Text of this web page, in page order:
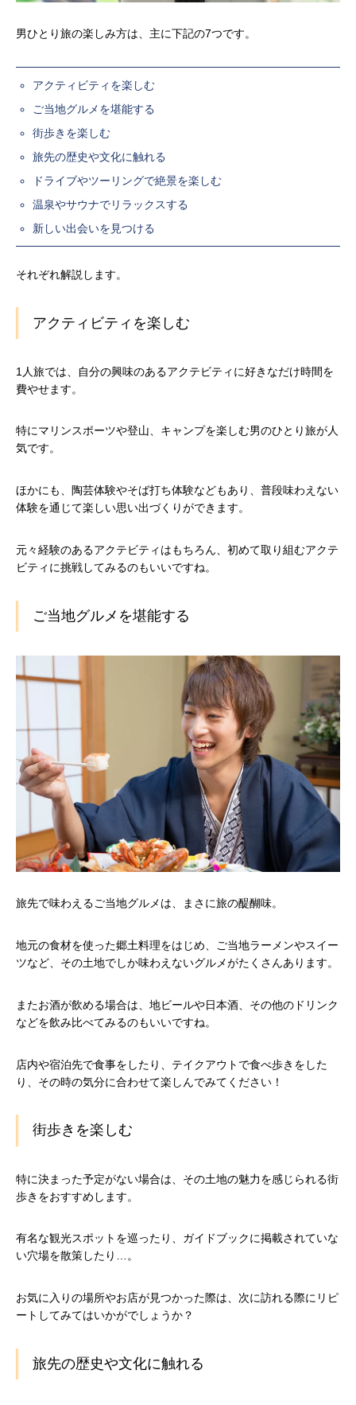
男ひとり旅の楽しみ方は、主に下記の7つです。
アクティビティを楽しむ
ご当地グルメを堪能する
街歩きを楽しむ
旅先の歴史や文化に触れる
ドライブやツーリングで絶景を楽しむ
温泉やサウナでリラックスする
新しい出会いを見つける
それぞれ解説します。
アクティビティを楽しむ
1人旅では、自分の興味のあるアクテビティに好きなだけ時間を
費やせます。
特にマリンスポーツや登山、キャンプを楽しむ男のひとり旅が人
気です。
ほかにも、陶芸体験やそば打ち体験などもあり、普段味わえない
体験を通じて楽しい思い出づくりができます。
元々経験のあるアクテビティはもちろん、初めて取り組むアクテ
ビティに挑戦してみるのもいいですね。
ご当地グルメを堪能する
旅先で味わえるご当地グルメは、まさに旅の醍醐味。
地元の食材を使った郷土料理をはじめ、ご当地ラーメンやスイー
ツなど、その土地でしか味わえないグルメがたくさんあります。
またお酒が飲める場合は、地ビールや日本酒、その他のドリンク
などを飲み比べてみるのもいいですね。
店内や宿泊先で食事をしたり、テイクアウトで食べ歩きをした
り、その時の気分に合わせて楽しんでみてください！
街歩きを楽しむ
特に決まった予定がない場合は、その土地の魅力を感じられる街
歩きをおすすめします。
有名な観光スポットを巡ったり、ガイドブックに掲載されていな
い穴場を散策したり…。
お気に入りの場所やお店が見つかった際は、次に訪れる際にリピ
ートしてみてはいかがでしょうか？
旅先の歴史や文化に触れる